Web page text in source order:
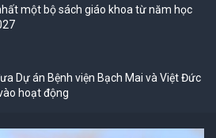
một bộ sách giáo khoa từ năm học
Dự án Bệnh viện Bạch Mai và Việt Đức
hoạt động